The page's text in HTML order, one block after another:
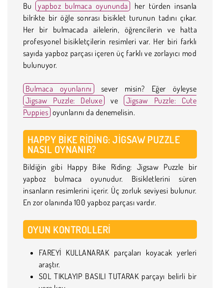
Bu yapboz bulmaca oyununda
her türden insanla
bilrikte bir öğle sonrası bisiklet turunun tadını çıkar.
Her bir bulmacada ailelerin, öğrencilerin ve hatta
profesyonel bisikletçilerin resimleri var. Her biri farklı
sayıda yapboz parçası içeren üç farklı ve zorlayıcı mod
bulunuyor.
Bulmaca oyunlarını sever misin? Eğer öyleyse
Jigsaw Puzzle: Deluxe
ve
Jigsaw Puzzle: Cute
Puppies oyunlarını da denemelisin.
HAPPY BIKE RIDING: JIGSAW PUZZLE
NASIL OYNANIR?
Bildiğin gibi Happy Bike Riding: Jigsaw Puzzle bir
yapboz bulmaca oyunudur. Bisikletlerini süren
insanların resimlerini içerir. Üç zorluk seviyesi bulunur.
En zor olanında 100 yapboz parçası vardır.
OYUN KONTROLLERI
FAREYİ KULLANARAK parçaları koyacak yerleri
araştır.
SOL TIKLAYIP BASILI TUTARAK parçayı belirli bir